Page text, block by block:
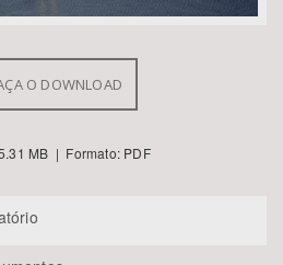
O DOWNLOAD
MB | Formato: PDF